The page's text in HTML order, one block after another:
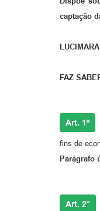
captação
FAZ
Art. 1º
fins de
Parágrafo
Art. 2°